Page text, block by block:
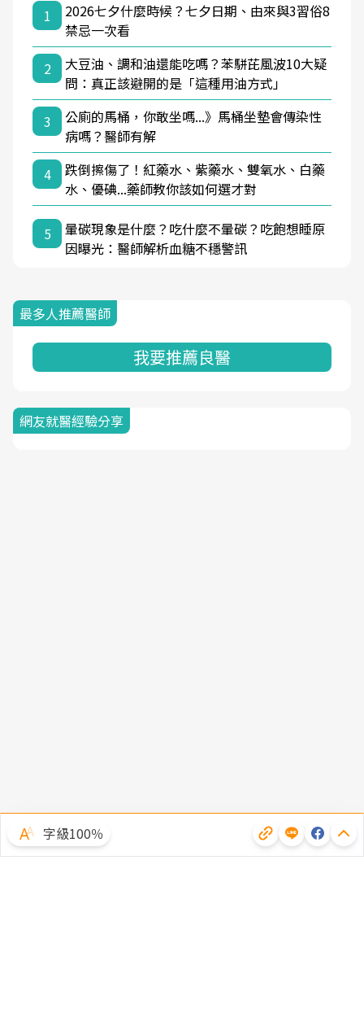
1
2026七夕什麼時候？七夕日期、由來與3習俗8
禁忌一次看
2
大豆油、調和油還能吃嗎？苯駢芘風波10大疑
問：真正該避開的是「這種用油方式」
3
公廁的馬桶，你敢坐嗎...》馬桶坐墊會傳染性
病嗎？醫師有解
4
跌倒擦傷了！紅藥水、紫藥水、雙氧水、白藥
水、優碘...藥師教你該如何選才對
5
暈碳現象是什麼？吃什麼不暈碳？吃飽想睡原
因曝光：醫師解析血糖不穩警訊
最多人推薦醫師
我要推薦良醫
網友就醫經驗分享
字級100％